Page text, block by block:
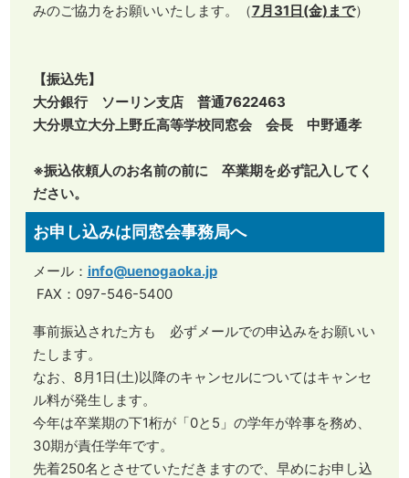
みのご協力をお願いいたします。（7月31日(金)まで）
【振込先】
大分銀行 ソーリン支店 普通7622463
大分県立大分上野丘高等学校同窓会 会長 中野通孝
※振込依頼人のお名前の前に 卒業期を必ず記入してく
ださい。
お申し込みは同窓会事務局へ
メール： info@uenogaoka.jp
​FAX：097-546-5400
事前振込された方も 必ずメールでの申込みをお願いい
たします。
なお、8月1日(土)以降のキャンセルについてはキャンセ
ル料が発生します。
今年は卒業期の下1桁が「0と5」の学年が幹事を務め、
30期が責任学年です。
先着250名とさせていただきますので、早めにお申し込